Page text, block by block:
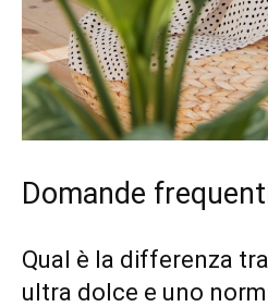
Domande
Qual è la differenza
ultra dolce e uno